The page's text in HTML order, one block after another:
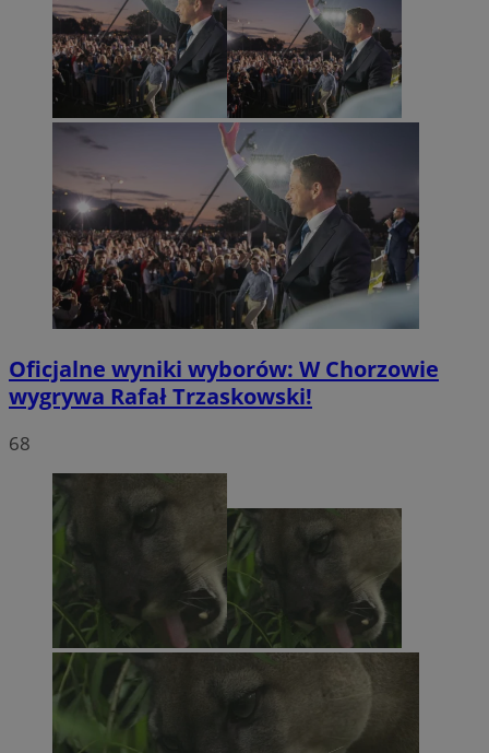
Oficjalne wyniki wyborów: W Chorzowie
wygrywa Rafał Trzaskowski!
68